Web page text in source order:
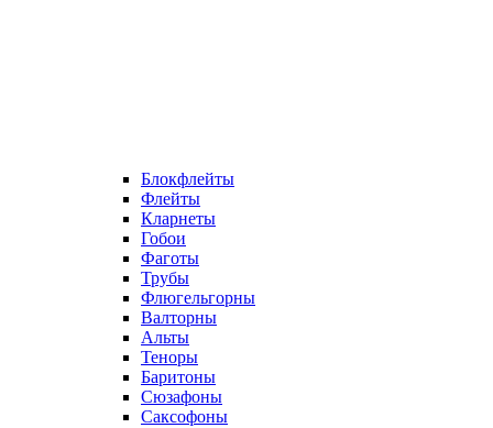
Блокфлейты
Флейты
Кларнеты
Гобои
Фаготы
Трубы
Флюгельгорны
Валторны
Альты
Теноры
Баритоны
Сюзафоны
Саксофоны